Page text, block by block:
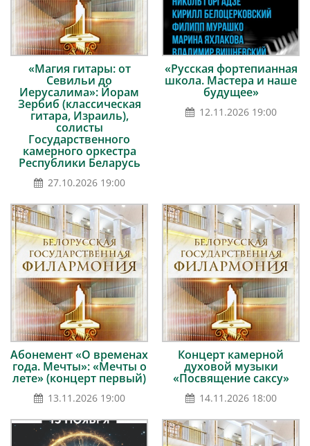
«Магия гитары: от
Севильи до
Иерусалима»: Йорам
Зербиб (классическая
гитара, Израиль),
солисты
Государственного
камерного оркестра
Республики Беларусь
27.10.2026 19:00
«Русская фортепианная
школа. Мастера и наше
будущее»
12.11.2026 19:00
Абонемент «О временах
года. Мечты»: «Мечты о
лете» (концерт первый)
13.11.2026 19:00
Концерт камерной
духовой музыки
«Посвящение саксу»
14.11.2026 18:00